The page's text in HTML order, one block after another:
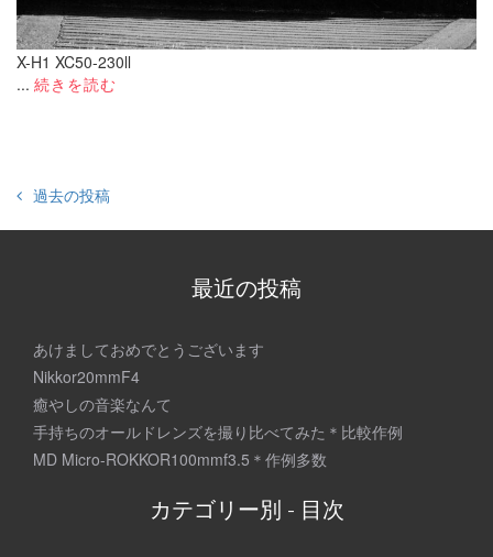
X-H1 XC50-230ll
... 続きを読む
投
稿
ゲ
ー
シ
ョ
過去の投稿
最近の投稿
あけましておめでとうございます
Nikkor20mmF4
癒やしの音楽なんて
手持ちのオールドレンズを撮り比べてみた＊比較作例
MD Micro-ROKKOR100mmf3.5＊作例多数
カテゴリー別 - 目次